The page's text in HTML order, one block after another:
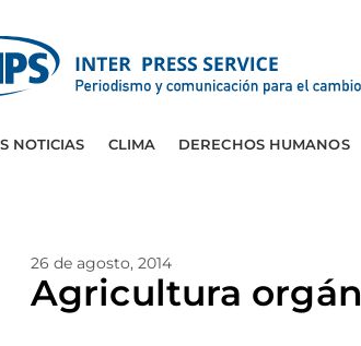
NOTICIAS CLIMA DERECHOS HUMANOS
26 de agosto, 2014
Agricultura